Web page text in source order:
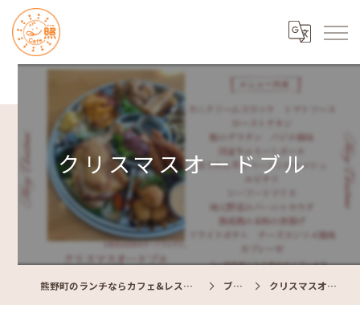
クリスマスオードブル
熊野町のランチならカフェ&レストラン Cafe照 ブログ クリスマスオードブル